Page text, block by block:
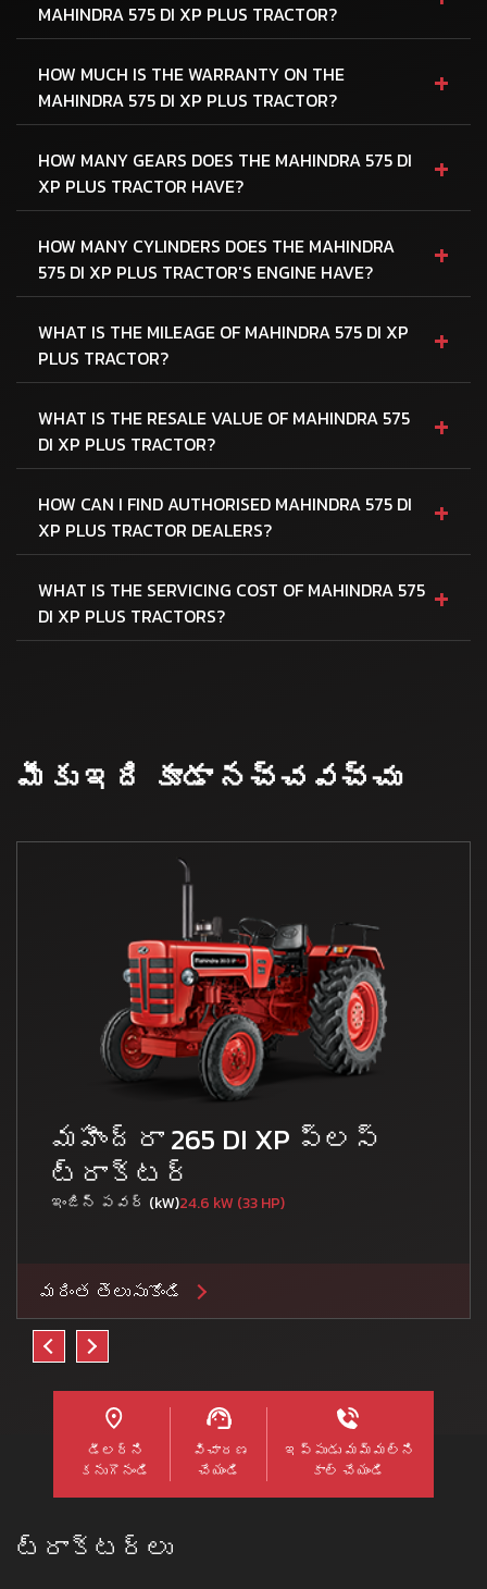
MAHINDRA 575 DI XP PLUS TRACTOR?
HOW MUCH IS THE WARRANTY ON THE
MAHINDRA 575 DI XP PLUS TRACTOR?
+
HOW MANY GEARS DOES THE MAHINDRA 575 DI
XP PLUS TRACTOR HAVE?
+
HOW MANY CYLINDERS DOES THE MAHINDRA
575 DI XP PLUS TRACTOR'S ENGINE HAVE?
+
WHAT IS THE MILEAGE OF MAHINDRA 575 DI XP
PLUS TRACTOR?
+
WHAT IS THE RESALE VALUE OF MAHINDRA 575
DI XP PLUS TRACTOR?
+
HOW CAN I FIND AUTHORISED MAHINDRA 575 DI
XP PLUS TRACTOR DEALERS?
+
WHAT IS THE SERVICING COST OF MAHINDRA 575
DI XP PLUS TRACTORS?
+
మీకు ఇది కూడా నచ్చవచ్చు
మహీంద్రా 265 DI XP ప్లస్
ట్రాక్టర్
ఇంజిన్ పవర్ (kW)24.6 kW (33 HP)
మరింత తెలుసుకోండి
డీలర్ని
కనుగొనండి
విచారణ
చేయండి
ఇప్పుడు మమ్మల్ని
కాల్ చేయండి
ట్రాక్టర్లు